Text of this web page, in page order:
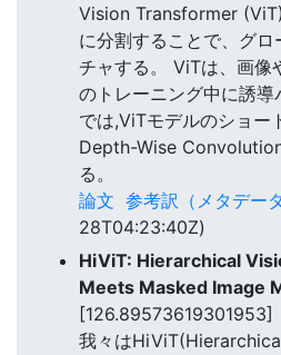
Vision Transformer
に分割することで、グ
チャする。 ViTは、画像
のトレーニング中に誘
では,ViTモデルのショー
Depth-Wise
る。
論文 参考訳（メタデータ
28T04:23:40Z)
HiViT: Hierarchical
Meets Masked Image
[126.89573619301953]
我々は